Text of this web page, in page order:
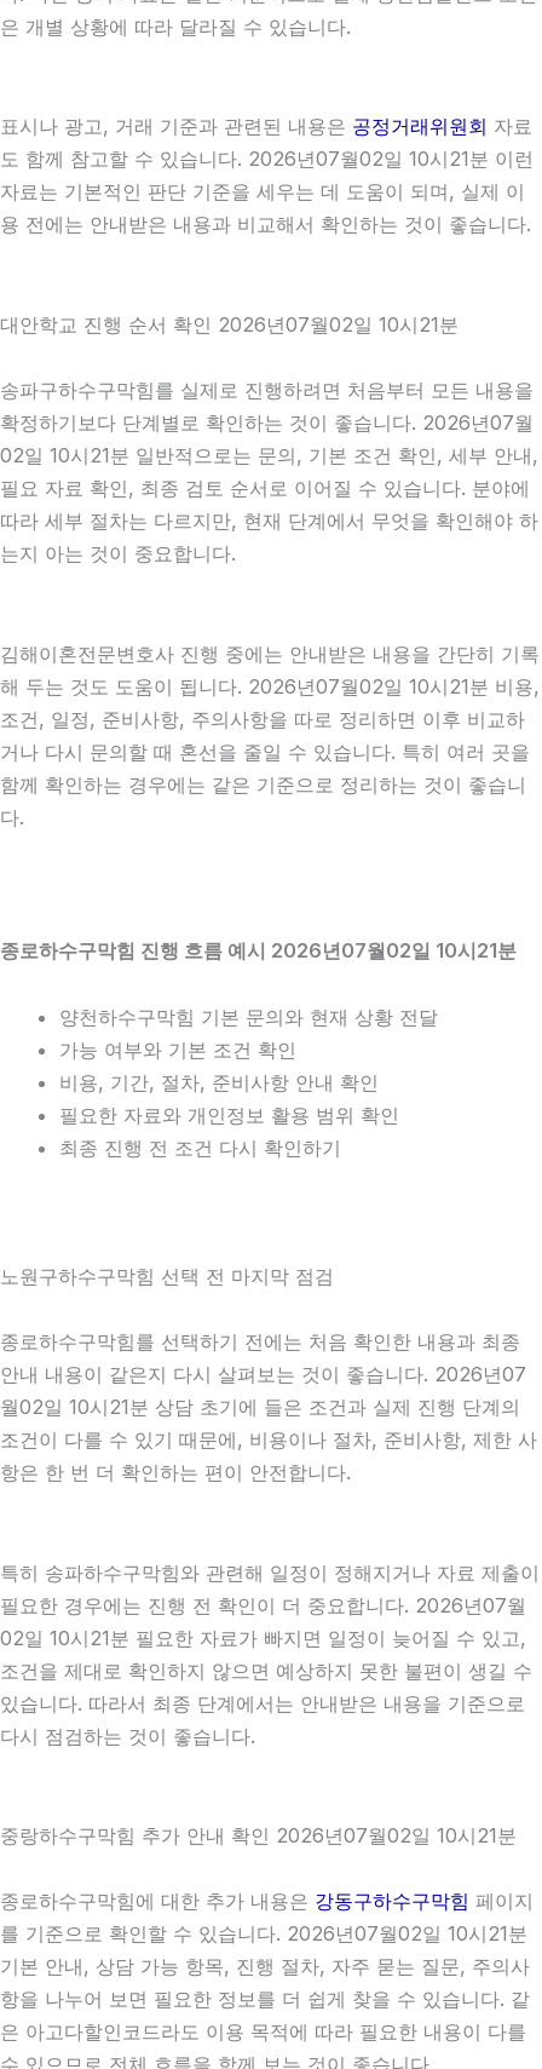
은 개별 상황에 따라 달라질 수 있습니다.
표시나 광고, 거래 기준과 관련된 내용은 공정거래위원회 자료
도 함께 참고할 수 있습니다. 2026년07월02일 10시21분 이런
자료는 기본적인 판단 기준을 세우는 데 도움이 되며, 실제 이
용 전에는 안내받은 내용과 비교해서 확인하는 것이 좋습니다.
대안학교 진행 순서 확인 2026년07월02일 10시21분
송파구하수구막힘를 실제로 진행하려면 처음부터 모든 내용을
확정하기보다 단계별로 확인하는 것이 좋습니다. 2026년07월
02일 10시21분 일반적으로는 문의, 기본 조건 확인, 세부 안내,
필요 자료 확인, 최종 검토 순서로 이어질 수 있습니다. 분야에
따라 세부 절차는 다르지만, 현재 단계에서 무엇을 확인해야 하
는지 아는 것이 중요합니다.
김해이혼전문변호사 진행 중에는 안내받은 내용을 간단히 기록
해 두는 것도 도움이 됩니다. 2026년07월02일 10시21분 비용,
조건, 일정, 준비사항, 주의사항을 따로 정리하면 이후 비교하
거나 다시 문의할 때 혼선을 줄일 수 있습니다. 특히 여러 곳을
함께 확인하는 경우에는 같은 기준으로 정리하는 것이 좋습니
다.
종로하수구막힘 진행 흐름 예시 2026년07월02일 10시21분
양천하수구막힘 기본 문의와 현재 상황 전달
가능 여부와 기본 조건 확인
비용, 기간, 절차, 준비사항 안내 확인
필요한 자료와 개인정보 활용 범위 확인
최종 진행 전 조건 다시 확인하기
노원구하수구막힘 선택 전 마지막 점검
종로하수구막힘를 선택하기 전에는 처음 확인한 내용과 최종
안내 내용이 같은지 다시 살펴보는 것이 좋습니다. 2026년07
월02일 10시21분 상담 초기에 들은 조건과 실제 진행 단계의
조건이 다를 수 있기 때문에, 비용이나 절차, 준비사항, 제한 사
항은 한 번 더 확인하는 편이 안전합니다.
특히 송파하수구막힘와 관련해 일정이 정해지거나 자료 제출이
필요한 경우에는 진행 전 확인이 더 중요합니다. 2026년07월
02일 10시21분 필요한 자료가 빠지면 일정이 늦어질 수 있고,
조건을 제대로 확인하지 않으면 예상하지 못한 불편이 생길 수
있습니다. 따라서 최종 단계에서는 안내받은 내용을 기준으로
다시 점검하는 것이 좋습니다.
중랑하수구막힘 추가 안내 확인 2026년07월02일 10시21분
종로하수구막힘에 대한 추가 내용은 강동구하수구막힘 페이지
를 기준으로 확인할 수 있습니다. 2026년07월02일 10시21분
기본 안내, 상담 가능 항목, 진행 절차, 자주 묻는 질문, 주의사
항을 나누어 보면 필요한 정보를 더 쉽게 찾을 수 있습니다. 같
은 아고다할인코드라도 이용 목적에 따라 필요한 내용이 다를